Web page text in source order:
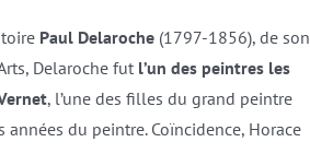
Paul Delaroche(1797-1856), de son
Delaroche fut l’un des peintres les
, l’une des filles du grand peintre
du peintre. Coïncidence, Horace